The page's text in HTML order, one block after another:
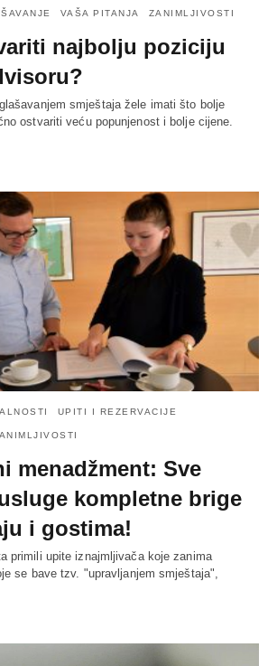
VAŠA PITANJA ZANIMLJIVOSTI
najbolju poziciju
smještaja žele imati što bolje
ostvariti veću popunjenost i bolje cijene.
UPITI I REZERVACIJE
menadžment: Sve
kompletne brige
i gostima!
primili upite iznajmljivača koje zanima
se bave tzv. "upravljanjem smještaja",